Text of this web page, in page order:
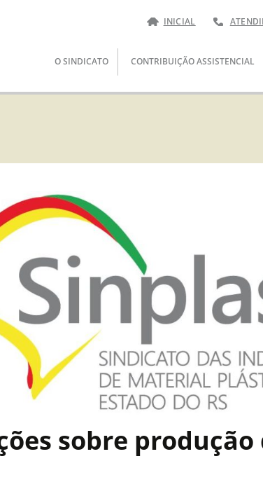
INICIAL
Pular
o
O SINDICATO CONTRIBUIÇÃO ASSISTENCIAL
sobre produção